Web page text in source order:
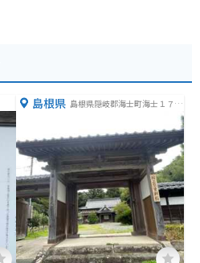
島根県 島根県隠岐郡海士町海士１７０